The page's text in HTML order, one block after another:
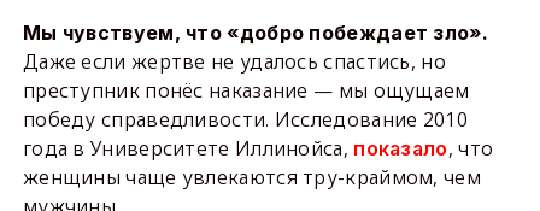
Мы чувствуем, что «добро побеждает зло».
Даже если жертве не удалось спастись, но
преступник понёс наказание — мы ощущаем
победу справедливости. Исследование 2010
года в Университете Иллинойса, показало, что
женщины чаще увлекаются тру-краймом, чем